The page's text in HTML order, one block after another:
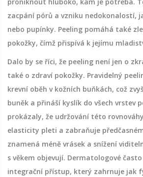
zacpání pórů a vzniku nedokonalostí,
nebo pupínky. Peeling pomáhá také
pokožky, čímž přispívá k jejímu
Dalo by se říci, že peeling není jen o
také o zdraví pokožky. Pravidelný
krevní oběh v kožních buňkách, což
buněk a přináší kyslík do všech vrstev
prokázaly, že udržování této
elasticity pleti a zabraňuje
znamená méně vrásek a snížení
s věkem objevují. Dermatologové
integrační přístup, který zahrnuje jak